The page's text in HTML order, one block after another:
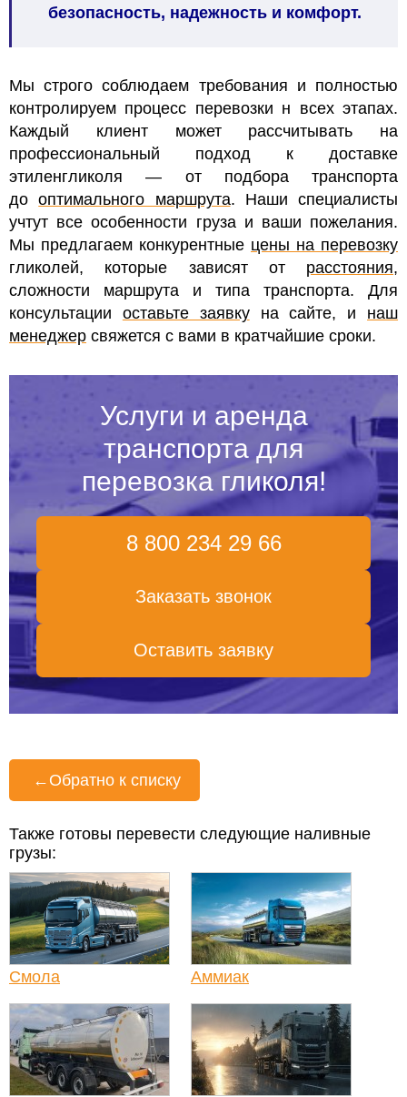
безопасность, надежность и комфорт.
Мы строго соблюдаем требования и полностью
контролируем процесс перевозки н всех этапах.
Каждый клиент может рассчитывать на
профессиональный подход к доставке
этиленгликоля — от подбора транспорта
дооптимального маршрута. Наши специалисты
учтут все особенности груза и ваши пожелания.
Мы предлагаем конкурентные цены на перевозку
гликолей, которые зависят от расстояния,
сложности маршрута и типа транспорта. Для
консультации оставьте заявкуна сайте, и наш
менеджер свяжется с вами в кратчайшие сроки.
Услуги и аренда
транспорта для
перевозка гликоля!
8 800 234 29 66
Заказать звонок
Оставить заявку
← Обратно к списку
Также готовы перевести следующие наливные
грузы:
Смола Аммиак